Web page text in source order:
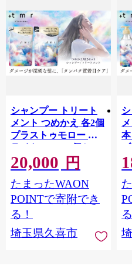
シャンプー トリート
メント つめかえ 各2個
プラストゥモロー ブ
ライト 400ml 4個セッ
ト | 美容 ヘアケア つ
めかえ 詰め替え ブリ
ーチ 口コミ 香り リピ
ート ランキング ロン
グ ストレート サラサ
ラ 洗い上がり パサつ
き カラー 髪 保湿 ダメ
20,000 円
たまったWAON
POINTで寄附でき
る！
埼玉県久喜市
え
い